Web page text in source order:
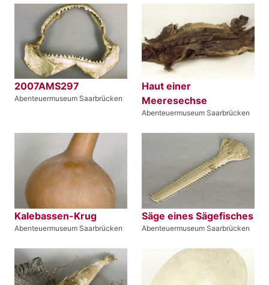
2007AMS297
Abenteuermuseum Saarbrücken
Haut einer
Meeresechse
Abenteuermuseum Saarbrücken
Kalebassen-Krug
Abenteuermuseum Saarbrücken
Säge eines Sägefisches
Abenteuermuseum Saarbrücken